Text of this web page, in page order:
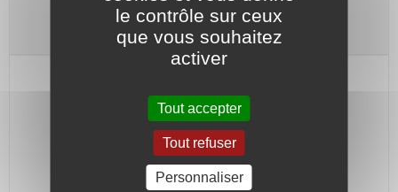
Pompe multicellulaire horiz.Monophasée 230V
le contrôle sur ceux
que vous souhaitez
activer
Tout accepter
Tout refuser
Personnaliser